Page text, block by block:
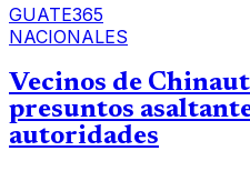
GUATE365
NACIONALES
Vecinos de
presuntos
autoridades